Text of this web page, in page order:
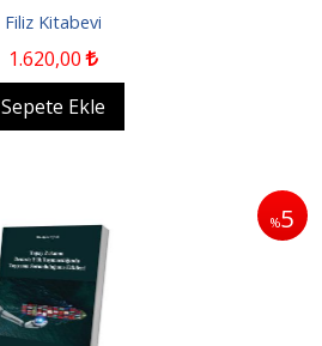
Filiz Kitabevi
1.620,00
Sepete Ekle
%5